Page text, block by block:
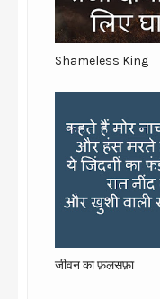
Shameless King
जीवन का फ़लसफ़ा